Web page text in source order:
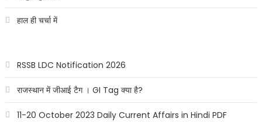
हाल ही चर्चा में
RSSB LDC Notification 2026
राजस्थान में जीआई टैग । GI Tag क्या है?
11-20 October 2023 Daily Current Affairs in Hindi PDF